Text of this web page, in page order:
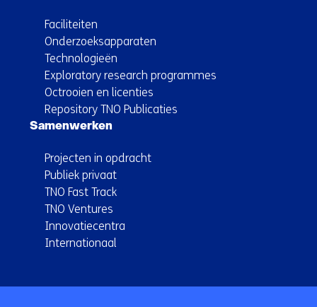
Faciliteiten
Onderzoeksapparaten
Technologieën
Exploratory research programmes
Octrooien en licenties
Repository TNO Publicaties
Samenwerken
Projecten in opdracht
Publiek privaat
TNO Fast Track
TNO Ventures
Innovatiecentra
Internationaal